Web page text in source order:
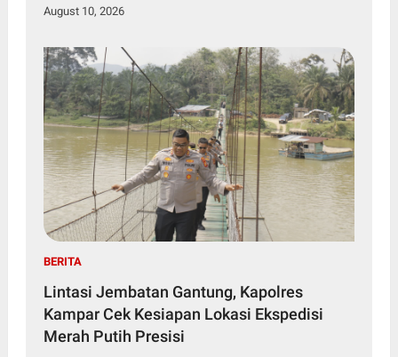
August 10, 2026
BERITA
Lintasi Jembatan Gantung, Kapolres
Kampar Cek Kesiapan Lokasi Ekspedisi
Merah Putih Presisi